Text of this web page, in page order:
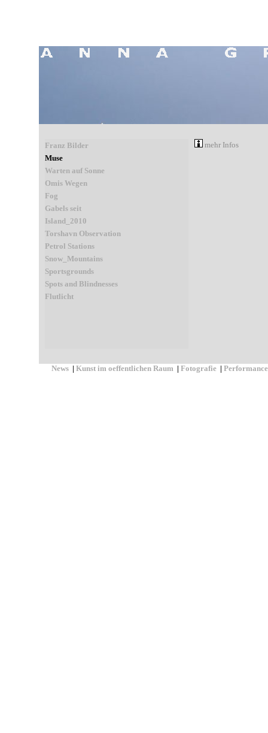
Franz Bilder
Muse
Warten auf Sonne
Omis Wegen
Fog
Gabels seit
Island_2010
Torshavn Observation
Petrol Stations
Snow_Mountains
Sportsgrounds
Spots and Blindnesses
Flutlicht
mehr Infos
News | Kunst im oeffentlichen Raum | Fotografie | Performance